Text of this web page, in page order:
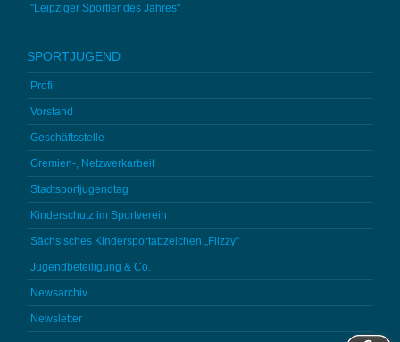
"Leipziger Sportler des Jahres"
SPORTJUGEND
Profil
Vorstand
Geschäftsstelle
Gremien-, Netzwerkarbeit
Stadtsportjugendtag
Kinderschutz im Sportverein
Sächsisches Kindersportabzeichen „Flizzy“
Jugendbeteiligung & Co.
Newsarchiv
Newsletter